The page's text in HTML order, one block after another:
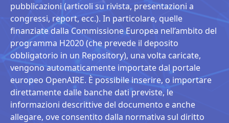
pubblicazioni (articoli su rivista, presentazioni a
congressi, report, ecc.). In particolare, quelle
finanziate dalla Commissione Europea nell’ambito del
programma H2020 (che prevede il deposito
obbligatorio in un Repository), una volta caricate,
vengono automaticamente importate dal portale
europeo OpenAIRE. È possibile inserire, o importare
direttamente dalle banche dati previste, le
informazioni descrittive del documento e anche
allegare, ove consentito dalla normativa sul diritto